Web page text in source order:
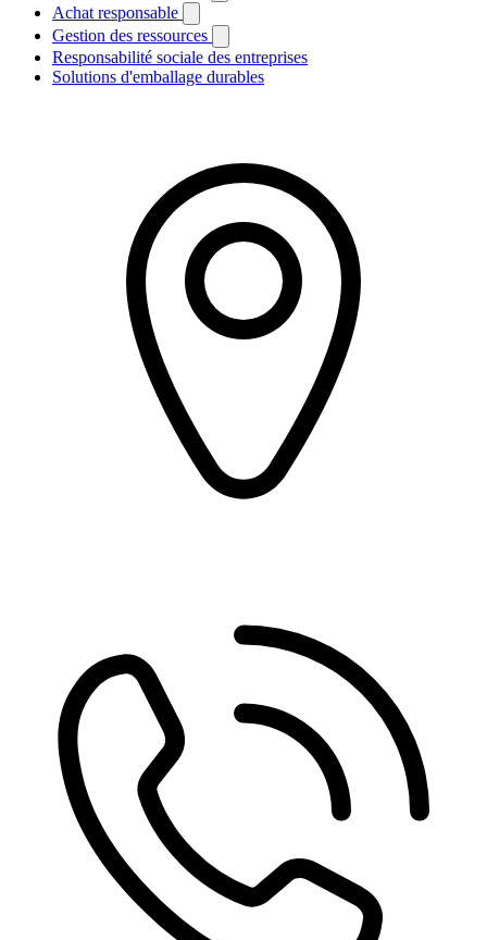
Achat responsable
Gestion des ressources
Responsabilité sociale des entreprises
Solutions d'emballage durables